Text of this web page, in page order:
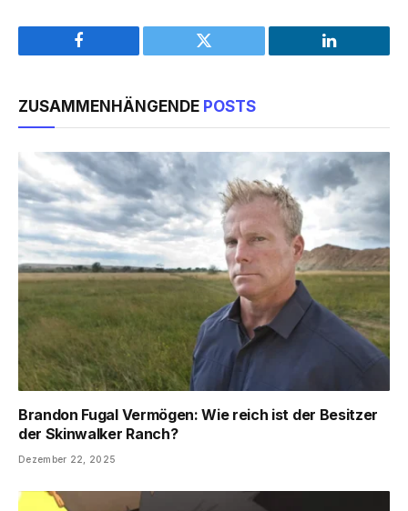
Facebook Twitter LinkedIn
ZUSAMMENHÄNGENDE POSTS
Brandon Fugal Vermögen: Wie reich ist der Besitzer
der Skinwalker Ranch?
Dezember 22, 2025